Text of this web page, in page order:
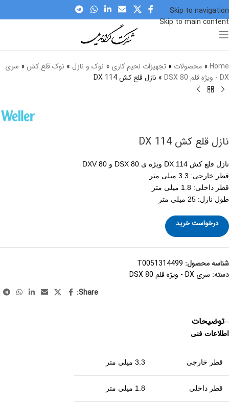
Skip to navigation
Skip to main content
برای بزرگنمایی کلیک کنید
Home
» محصولات » تجهیزات لحیم کاری » نوک و نازل » نوک قلع کش » سری
DX - ویژه قلم DSX 80
» نازل قلع کش DX 114
نازل قلع کش DX 114
نازل قلع کش DX 114 ویژه ی DSX 80 و DXV 80
قطر خارجی: 3.3 میلی متر
قطر داخلی: 1.8 میلی متر
طول نازل: 25 میلی متر
درخواست خرید
شناسه محصول: T0051314499
دسته: سری DX - ویژه قلم DSX 80
Share:
توضیحات
اطلاعات فنی
قطر خارجی 3.3 میلی متر
قطر داخلی 1.8 میلی متر